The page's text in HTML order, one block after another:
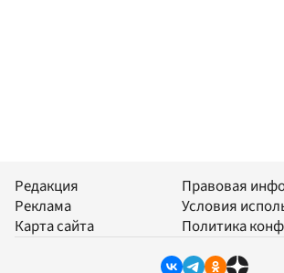
Редакция
Реклама
Карта сайта
Правовая
Условия
Политика